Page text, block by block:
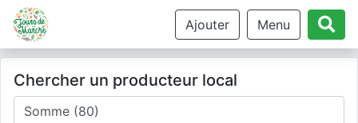
Ajouter Menu
Chercher un producteur local